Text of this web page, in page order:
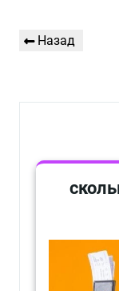
Навигация
Предыдущая
Назад